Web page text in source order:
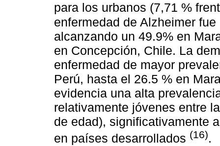
para los urbanos (7,71 %
enfermedad de Alzheimer
alcanzando un 49.9% en
en Concepción, Chile. La
enfermedad de mayor
Perú, hasta el 26.5 % en
evidencia una alta
relativamente jóvenes entre
de edad), significativamente
en países desarrollados (16).